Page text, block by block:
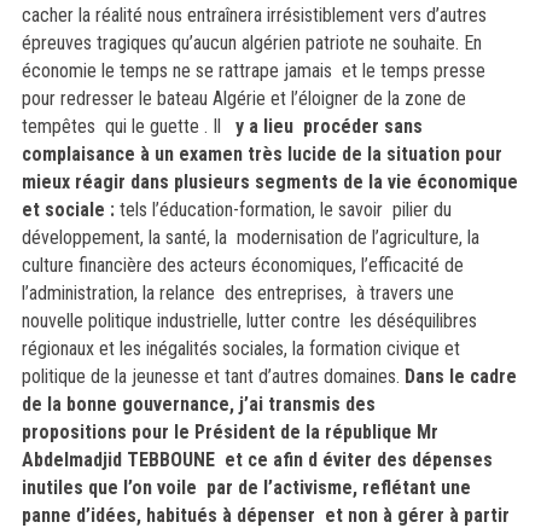
cacher la réalité nous entraînera irrésistiblement vers d’autres
épreuves tragiques qu’aucun algérien patriote ne souhaite. En
économie le temps ne se rattrape jamais et le temps presse
pour redresser le bateau Algérie et l’éloigner de la zone de
tempêtes qui le guette . Il
y a lieu procéder sans
complaisance à un examen très lucide de la situation pour
mieux réagir dans plusieurs segments de la vie économique
et sociale :tels l’éducation-formation, le savoir pilier du
développement, la santé, la modernisation de l’agriculture, la
culture financière des acteurs économiques, l’efficacité de
l’administration, la relance des entreprises, à travers une
nouvelle politique industrielle, lutter contre les déséquilibres
régionaux et les inégalités sociales, la formation civique et
politique de la jeunesse et tant d’autres domaines. Dans le cadre
de la bonne gouvernance, j’ai transmis des
propositions pour le Président de la république Mr
Abdelmadjid TEBBOUNE et ce afin d éviter des dépenses
inutiles que l’on voile par de l’activisme, reflétant une
panne d’idées, habitués à dépenser et non à gérer à partir